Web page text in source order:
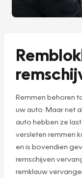
Remmen behoren
uw auto. Maar net
auto hebben ze
versleten remmen
en is bovendien
remschijven
remklauw